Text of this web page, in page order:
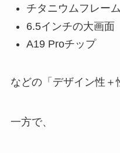
チタニウムフレーム
6.5インチの大画面
A19 Proチップ
などの「デザイン性＋
一方で、